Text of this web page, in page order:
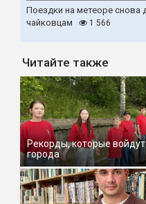
Поездки на метеоре снова
чайковцам
1 566
Читайте также
Рекорды, которые
города